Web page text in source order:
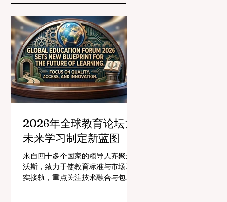
2026年全球教育论坛为
未来学习制定新蓝图
来自四十多个国家的领导人齐聚达
沃斯，致力于使教育标准与市场现
实接轨，重点关注技术融合与包容